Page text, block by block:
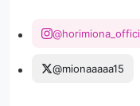
@mionaaaaa15